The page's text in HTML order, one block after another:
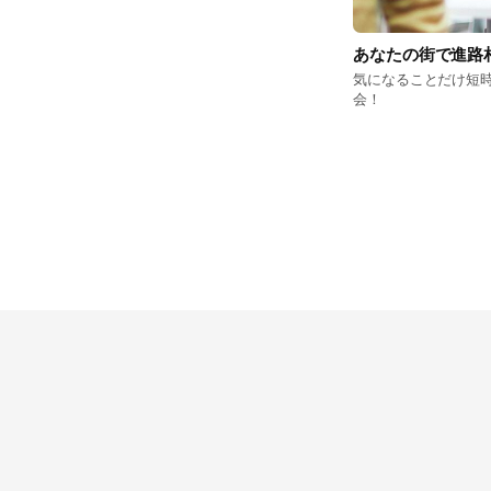
あなたの街で進路
気になることだけ短
会！